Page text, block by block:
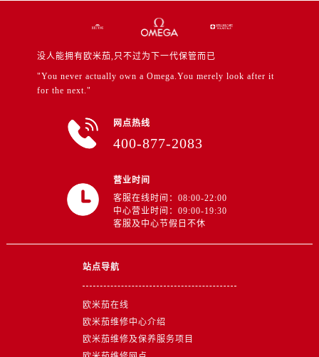
江苏省扬州市邗江区国展路29号星耀天地写字楼1号楼18层1803室售后服务中心（需提前预约）
江西省鹰潭市月湖区胜利东路售后服务中心（需提前预约）
没人能拥有欧米茄,只不过为下一代保管而已
"You never actually own a Omega.You merely look after it
for the next."
网点热线
400-877-2083
营业时间
客服在线时间：08:00-22:00
中心营业时间：09:00-19:30
客服及中心节假日不休
站点导航
欧米茄在线
欧米茄维修中心介绍
欧米茄维修及保养服务项目